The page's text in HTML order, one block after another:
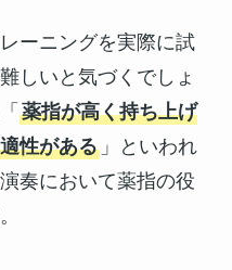
ーニングを実際に試
しいと気づくでしょ
薬指が高く持ち上げ
性がある」といわれ
奏において薬指の役